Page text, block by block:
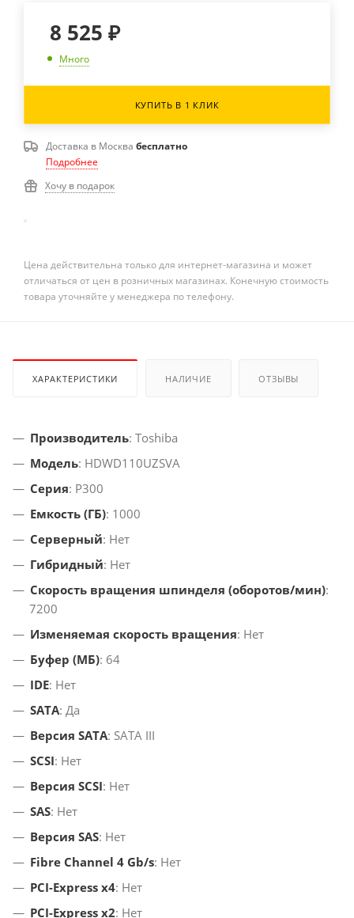
8 525 ₽
Много
КУПИТЬ В 1 КЛИК
Доставка в Москва бесплатно
Подробнее
Хочу в подарок
Цена действительна только для интернет-магазина и может
отличаться от цен в розничных магазинах. Конечную стоимость
товара уточняйте у менеджера по телефону.
ХАРАКТЕРИСТИКИ НАЛИЧИЕ ОТЗЫВЫ
Производитель: Toshiba
Модель: HDWD110UZSVA
Серия: P300
Емкость (ГБ): 1000
Серверный: Нет
Гибридный: Нет
Скорость вращения шпинделя (оборотов/мин):
7200
Изменяемая скорость вращения: Нет
Буфер (МБ): 64
IDE: Нет
SATA: Да
Версия SATA: SATA III
SCSI: Нет
Версия SCSI: Нет
SAS: Нет
Версия SAS: Нет
Fibre Channel 4 Gb/s: Нет
PCI-Express x4: Нет
PCI-Express x2: Нет